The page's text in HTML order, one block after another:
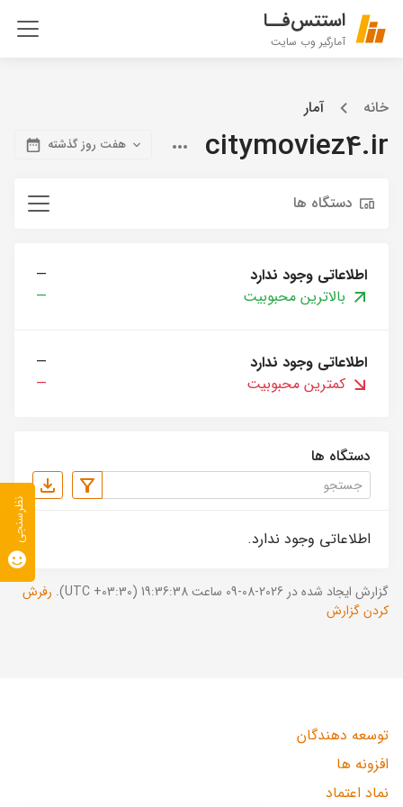
استتس‌فــا
آمارگیر وب سایت
خانه آمار
citymoviez4.ir هفت روز گذشته
دستگاه ها
اطلاعاتی وجود ندارد
—
بالاترین محبوبیت
—
اطلاعاتی وجود ندارد
—
کمترین محبوبیت
—
دستگاه ها
اطلاعاتی وجود ندارد.
گزارش ایجاد شده در 2026-08-09 ساعت 19:36:38 (UTC +03:30).
رفرش
کردن گزارش
توسعه دهندگان
افزونه ها
نماد اعتماد
نظرسنجی